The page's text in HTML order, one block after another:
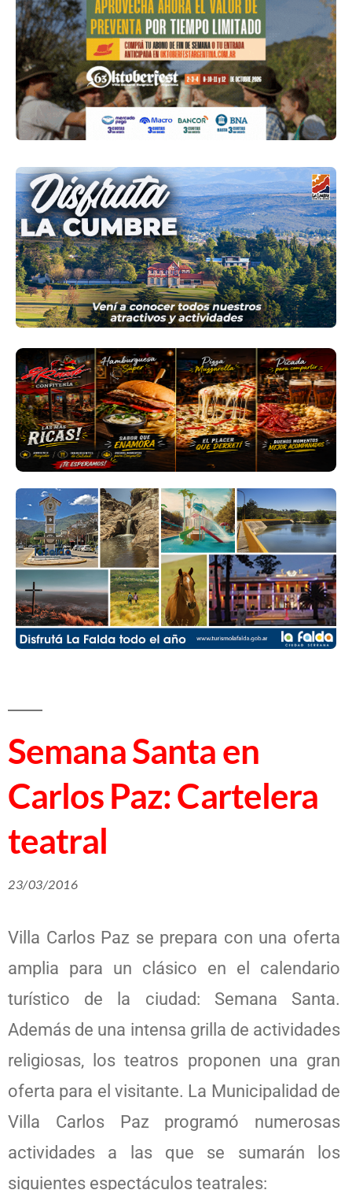
Semana Santa en
Carlos Paz: Cartelera
teatral
23/03/2016
Villa Carlos Paz se prepara con una oferta
amplia para un clásico en el calendario
turístico de la ciudad: Semana Santa.
Además de una intensa grilla de actividades
religiosas, los teatros proponen una gran
oferta para el visitante. La Municipalidad de
Villa Carlos Paz programó numerosas
actividades a las que se sumarán los
siguientes espectáculos teatrales: